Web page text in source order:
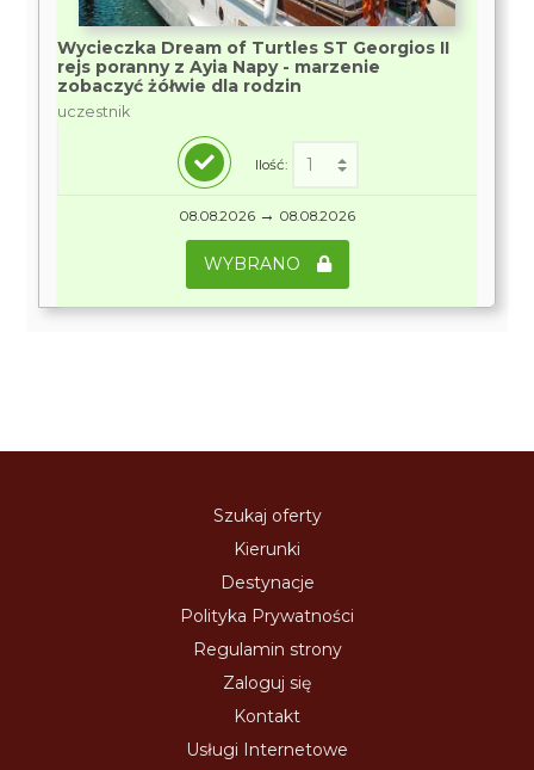
Wycieczka Dream of Turtles ST Georgios II
rejs poranny z Ayia Napy - marzenie
zobaczyć żółwie dla rodzin
uczestnik
Ilość:
08.08.2026 → 08.08.2026
WYBRANO
Szukaj oferty
Kierunki
Destynacje
Polityka Prywatności
Regulamin strony
Zaloguj się
Kontakt
Usługi Internetowe